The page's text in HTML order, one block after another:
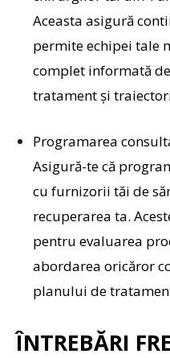
Aceasta asigură
permite echipei tale
complet informată
tratament și
Programarea
Asigură-te că
cu furnizorii tăi de
recuperarea ta.
pentru evaluarea
abordarea oricăror
planului de
ÎNTREBĂRI